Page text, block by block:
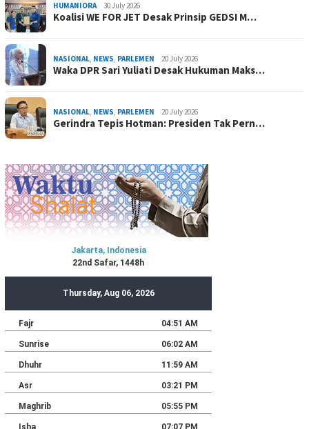
HUMANIORA 30 July 2026
Koalisi WE FOR JET Desak Prinsip GEDSI M…
NASIONAL, NEWS, PARLEMEN 20 July 2026
Waka DPR Sari Yuliati Desak Hukuman Maks…
NASIONAL, NEWS, PARLEMEN 20 July 2026
Gerindra Tepis Hotman: Presiden Tak Pern…